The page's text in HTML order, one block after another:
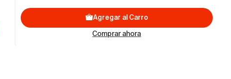
Agregar al Carro
Comprar ahora